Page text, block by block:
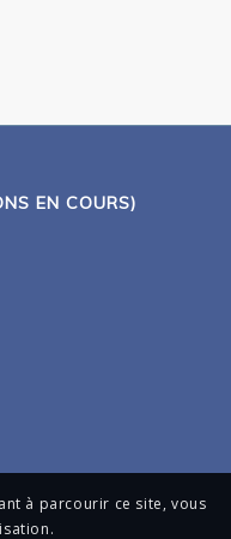
EN COURS)
à parcourir ce site, vous